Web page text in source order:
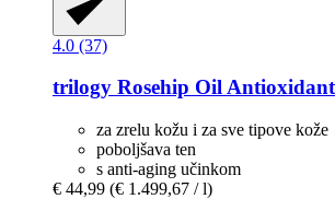
4.0 (37)
trilogy Rosehip Oil
za zrelu kožu i za sve tipove kože
poboljšava ten
s anti-aging učinkom
€ 44,99 (€ 1.499,67 / l)